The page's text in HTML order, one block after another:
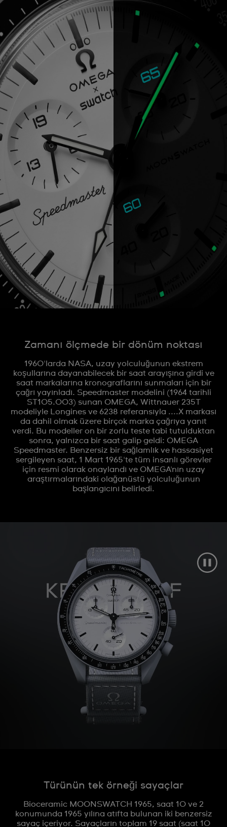
Zamanı ölçmede bir dönüm noktası
1960'larda NASA, uzay yolculuğunun ekstrem
koşullarına dayanabilecek bir saat arayışına girdi ve
saat markalarına kronograflarını sunmaları için bir
çağrı yayınladı. Speedmaster modelini (1964 tarihli
ST105.003) sunan OMEGA, Wittnauer 235T
modeliyle Longines ve 6238 referansıyla ....X markası
da dahil olmak üzere birçok marka çağrıya yanıt
verdi. Bu modeller on bir zorlu teste tabi tutulduktan
sonra, yalnızca bir saat galip geldi: OMEGA
Speedmaster. Benzersiz bir sağlamlık ve hassasiyet
sergileyen saat, 1 Mart 1965'te tüm insanlı görevler
için resmi olarak onaylandı ve OMEGA'nın uzay
araştırmalarındaki olağanüstü yolculuğunun
başlangıcını belirledi.
Türünün tek örneği sayaçlar
Bioceramic MOONSWATCH 1965, saat 10 ve 2
konumunda 1965 yılına atıfta bulunan iki benzersiz
sayaç içeriyor. Sayaçların toplam 19 saat (saat 10